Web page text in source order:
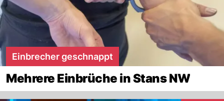
Einbrecher geschnappt
Mehrere Einbrüche in Stans NW